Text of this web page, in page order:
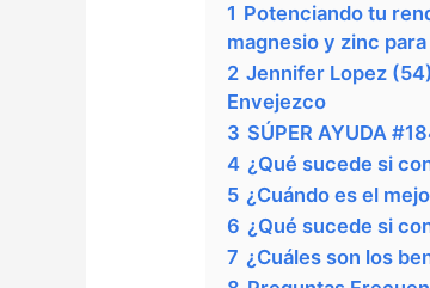
1 Potenciando tu
magnesio y zinc
2 Jennifer Lopez
Envejezco
3 SÚPER AYUDA
4 ¿Qué sucede si
5 ¿Cuándo es el
6 ¿Qué sucede si
7 ¿Cuáles son los